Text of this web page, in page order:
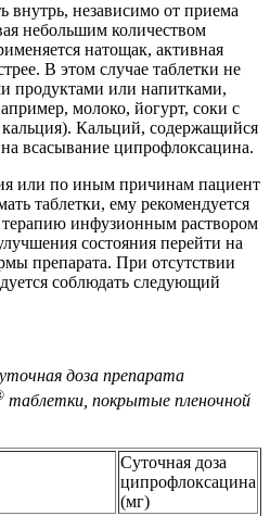
внутрь, независимо от приема
небольшим количеством
натощак, активная
В этом случае таблетки не
продуктами или напитками,
молоко, йогурт, соки с
Кальций, содержащийся
всасывание ципрофлоксацина.
или по иным причинам пациент
таблетки, ему рекомендуется
инфузионным раствором
состояния перейти на
препарата. При отсутствии
соблюдать следующий
доза препарата
таблетки, покрытые пленочной
Суточная доза
ципрофлоксацина
(мг)